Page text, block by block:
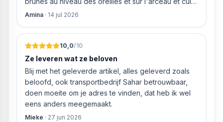
qui est craquelé ! Les coussins sont eux « dégonflés
Amina · 14 jul 2026
10,0/10
Ze leveren wat ze beloven
Blij met het geleverde artikel, alles geleverd zoals
beloofd, ook transportbedrijf Sahar betrouwbaar,
doen moeite om je adres te vinden, dat heb ik wel
eens anders meegemaakt.
Mieke · 27 jun 2026